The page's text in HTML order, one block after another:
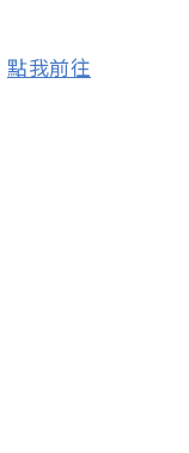
點我前往